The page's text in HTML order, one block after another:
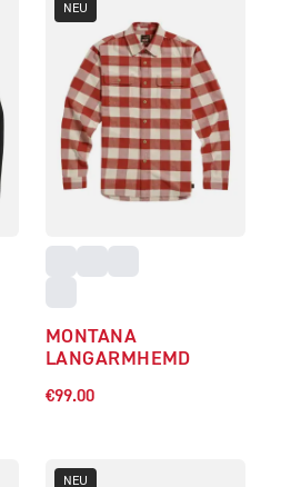
NEU
MONTANA
LANGARMHEMD
€99.00
NEU